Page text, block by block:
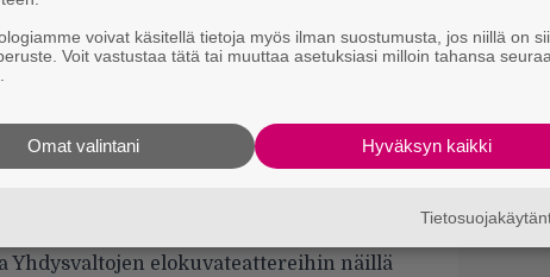
(@oliviawilde)
aikoina Marvelin tuotoksissa –
Hawkeyessäja jälkimmäinenEternalsissa.
nähdään myös mm.
Yhdysvaltojen elokuvateattereihin näillä
voivat käsitellä tietoja myös ilman suostumusta, jos niillä on
Voit vastustaa tätä tai muuttaa asetuksiasi milloin tahansa
Hyväksyn kaikki
Omat valintani